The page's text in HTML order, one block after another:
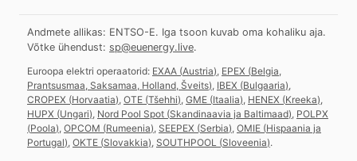
Andmete allikas: ENTSO-E. Iga tsoon kuvab oma kohaliku aja.
Võtke ühendust: sp@euenergy.live.
Euroopa elektri operaatorid: EXAA (Austria) EPEX (Belgia,
Prantsusmaa, Saksamaa, Holland, Šveits) IBEX (Bulgaaria)
CROPEX (Horvaatia) OTE (Tšehhi) GME (Itaalia) HENEX (Kreeka)
HUPX (Ungari) Nord Pool Spot (Skandinaavia ja Baltimaad) POLPX
(Poola) OPCOM (Rumeenia) SEEPEX (Serbia) OMIE (Hispaania ja
Portugal) OKTE (Slovakkia) SOUTHPOOL (Sloveenia).